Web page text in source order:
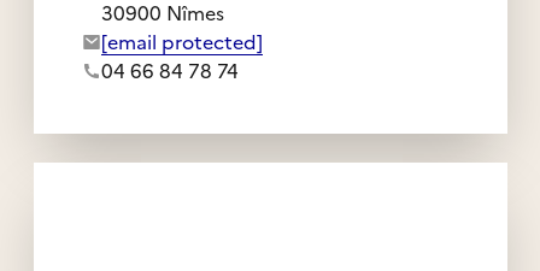
30900 Nîmes
Adresse e-mail de l'association :
[email protected]
Numéro de téléphone de l'association :
04 66 84 78 74